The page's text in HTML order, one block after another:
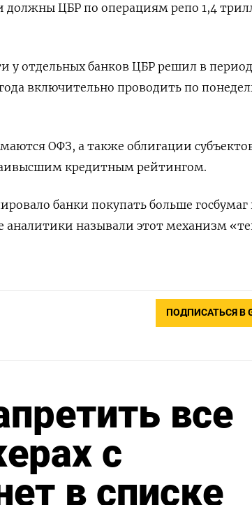
должны ЦБР по операциям репо 1,4
у отдельных банков ЦБР решил в период
включительно проводить по
ОФЗ, а также облигации
кредитным рейтингом.
банки покупать больше госбумаг
называли этот механизм
ПОДПИСАТЬСЯ В
все
с
в списке